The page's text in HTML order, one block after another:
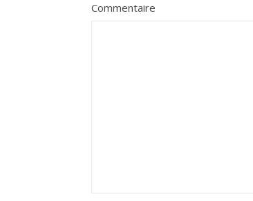
Commentaire